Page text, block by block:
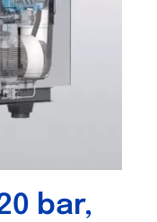
bar,